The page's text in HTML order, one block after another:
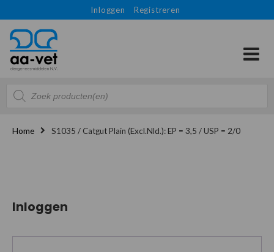
Inloggen Registreren
Producten
zoeken
Home S1035 / Catgut Plain (Excl.Nld.): EP = 3,5 / USP = 2/0
Inloggen